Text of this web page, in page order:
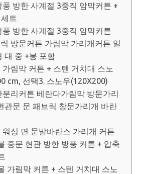
풍 방한 사계절 3중직 암막커튼 +
트
풍 방한 사계절 3중직 암막커튼
방문커튼 가림막 가리개커튼 일
대 중 +봉 포함
가림막 커튼 + 스텐 거치대 스노
cm, 선택3. 스노우(120X200)
분리커튼 베란다가림막 방문가리
관문 문 패브릭 창문가리개 바란
워싱 면 문발바란스 가리개 커튼
중문 현관 방한 방풍 커튼 + 압축
가림막 커튼 + 스텐 거치대 스노